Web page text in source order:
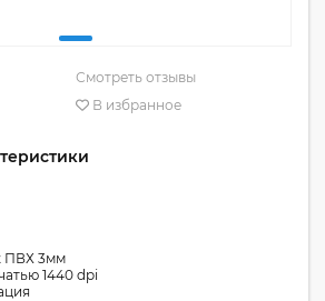
Смотреть отзывы
В избранное
ПВХ 3мм
1440 dpi